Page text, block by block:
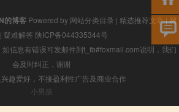
的博客Powered by 网站分类目录 | 精选推荐文章|网
| 疑难解答 陕ICP备044335344号
信息有错误可发邮件到f_fb#foxmail.com说明，我们
会及时纠正，谢谢
趣爱好，不接盈利性广告及商业合作
小男孩